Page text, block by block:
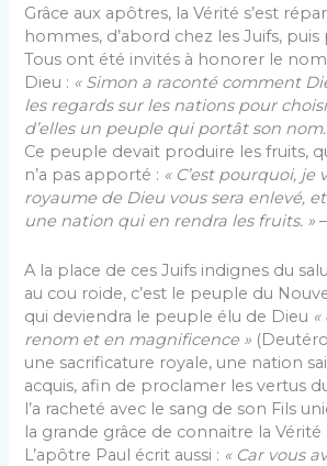
Grâce aux apôtres, la Vérité s’est
hommes, d’abord chez les Juifs,
Tous ont été invités à honorer le
Dieu : « Simon a raconté comment
les regards sur les nations pour
d’elles un peuple qui portât son nom.
Ce peuple devait produire les fruits,
n’a pas apporté : « C’est pourquoi, je
royaume de Dieu vous sera enlevé,
une nation qui en rendra les fruits. »
A la place de ces Juifs indignes du
au cou roide, c’est le peuple du
qui deviendra le peuple élu de Dieu
renom et en magnificence »
une sacrificature royale, une nation
acquis, afin de proclamer les vertus
l’a racheté avec le sang de son Fils
la grande grâce de connaitre la Vérité
L’apôtre Paul écrit aussi : « Car vous